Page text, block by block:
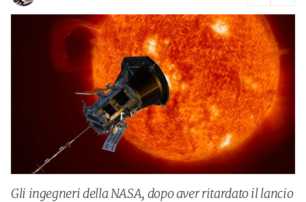
Gli ingegneri della NASA, dopo aver ritardato il lancio